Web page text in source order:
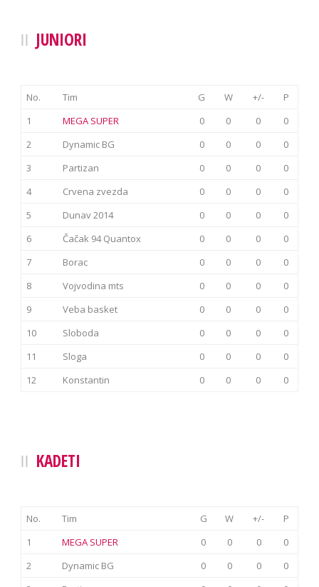
JUNIORI
No. Tim G W +/-
P
1
MEGA SUPER 0 0 0
0
2
Dynamic BG 0 0 0
0
3
Partizan 0 0 0
0
4
Crvena zvezda 0 0 0
0
5
Dunav 2014 0 0 0
0
6
Čačak 94 Quantox 0 0 0
0
7
Borac 0 0 0
0
8
Vojvodina mts 0 0 0
0
9
Veba basket 0 0 0
0
10
Sloboda 0 0 0
0
11
Sloga 0 0 0
0
12
Konstantin 0 0 0 0
KADETI
No. Tim G W +/-
P
1
MEGA SUPER 0 0 0
0
2
Dynamic BG 0 0 0
0